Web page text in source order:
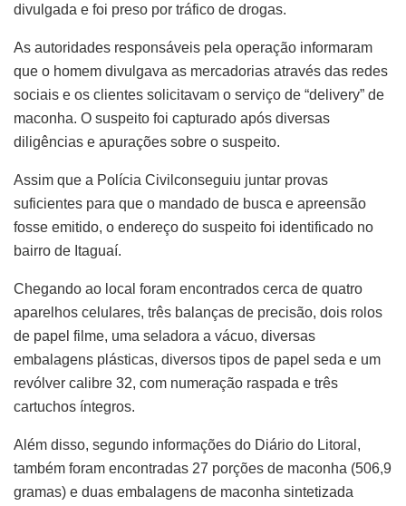
divulgada e foi preso por tráfico de drogas.
As autoridades responsáveis pela operação informaram
que o homem divulgava as mercadorias através das redes
sociais e os clientes solicitavam o serviço de “delivery” de
maconha. O suspeito foi capturado após diversas
diligências e apurações sobre o suspeito.
Assim que a Polícia Civilconseguiu juntar provas
suficientes para que o mandado de busca e apreensão
fosse emitido, o endereço do suspeito foi identificado no
bairro de Itaguaí.
Chegando ao local foram encontrados cerca de quatro
aparelhos celulares, três balanças de precisão, dois rolos
de papel filme, uma seladora a vácuo, diversas
embalagens plásticas, diversos tipos de papel seda e um
revólver calibre 32, com numeração raspada e três
cartuchos íntegros.
Além disso, segundo informações do Diário do Litoral,
também foram encontradas 27 porções de maconha (506,9
gramas) e duas embalagens de maconha sintetizada